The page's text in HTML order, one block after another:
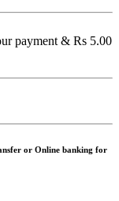
payment & Rs 5.00
or Online banking for